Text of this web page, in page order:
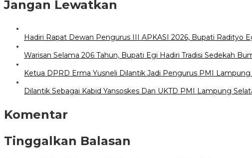
Jangan Lewatkan
Hadiri Rapat Dewan Pengurus III APKASI 2026, Bupati Radityo
Warisan Selama 206 Tahun, Bupati Egi Hadiri Tradisi Sedekah
Ketua DPRD Erma Yusneli Dilantik Jadi Pengurus PMI Lampung
Dilantik Sebagai Kabid Yansoskes Dan UKTD PMI Lampung
Komentar
Tinggalkan Balasan